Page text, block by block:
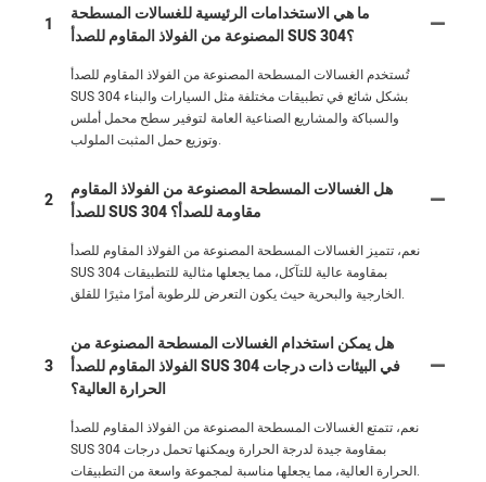
1
ما هي الاستخدامات الرئيسية للغسالات المسطحة
المصنوعة من الفولاذ المقاوم للصدأ SUS 304؟
تُستخدم الغسالات المسطحة المصنوعة من الفولاذ المقاوم للصدأ
SUS 304 بشكل شائع في تطبيقات مختلفة مثل السيارات والبناء
والسباكة والمشاريع الصناعية العامة لتوفير سطح محمل أملس
وتوزيع حمل المثبت الملولب.
2
هل الغسالات المسطحة المصنوعة من الفولاذ المقاوم
للصدأ SUS 304 مقاومة للصدأ؟
نعم، تتميز الغسالات المسطحة المصنوعة من الفولاذ المقاوم للصدأ
SUS 304 بمقاومة عالية للتآكل، مما يجعلها مثالية للتطبيقات
الخارجية والبحرية حيث يكون التعرض للرطوبة أمرًا مثيرًا للقلق.
3
هل يمكن استخدام الغسالات المسطحة المصنوعة من
الفولاذ المقاوم للصدأ SUS 304 في البيئات ذات درجات
الحرارة العالية؟
نعم، تتمتع الغسالات المسطحة المصنوعة من الفولاذ المقاوم للصدأ
SUS 304 بمقاومة جيدة لدرجة الحرارة ويمكنها تحمل درجات
الحرارة العالية، مما يجعلها مناسبة لمجموعة واسعة من التطبيقات.